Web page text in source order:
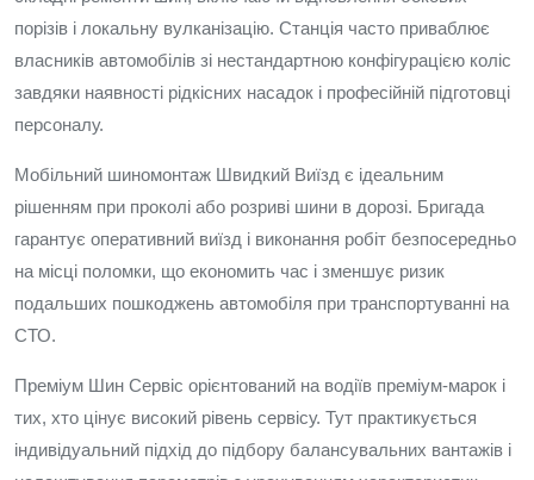
порізів і локальну вулканізацію. Станція часто приваблює
власників автомобілів зі нестандартною конфігурацією коліс
завдяки наявності рідкісних насадок і професійній підготовці
персоналу.
Мобільний шиномонтаж Швидкий Виїзд є ідеальним
рішенням при проколі або розриві шини в дорозі. Бригада
гарантує оперативний виїзд і виконання робіт безпосередньо
на місці поломки, що економить час і зменшує ризик
подальших пошкоджень автомобіля при транспортуванні на
СТО.
Преміум Шин Сервіс орієнтований на водіїв преміум-марок і
тих, хто цінує високий рівень сервісу. Тут практикується
індивідуальний підхід до підбору балансувальних вантажів і